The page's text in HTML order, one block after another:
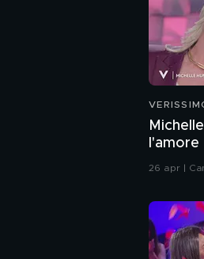
l'amore
26 apr |